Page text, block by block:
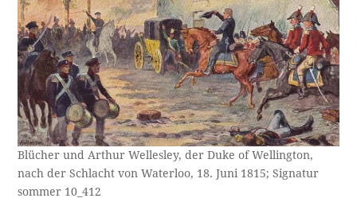
Blücher und Arthur Wellesley, der Duke of Wellington,
nach der Schlacht von Waterloo, 18. Juni 1815; Signatur
sommer 10_412